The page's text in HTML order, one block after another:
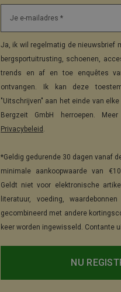
Je e-mailadres *
Ja, ik wil regelmatig de nieuwsbrief
bergsportuitrusting, schoenen,
trends en af en toe enquêtes
ontvangen. Ik kan deze
"Uitschrijven" aan het einde van
Bergzeit GmbH herroepen.
Privacybeleid .
*Geldig gedurende 30 dagen vanaf
minimale aankoopwaarde van
Geldt niet voor elektronische
literatuur, voeding,
gecombineerd met andere
keer worden ingewisseld. Contante
NU